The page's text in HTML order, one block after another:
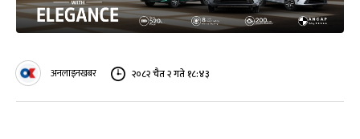
अनलाइनखबर २०८२ चैत २ गते १८:४३